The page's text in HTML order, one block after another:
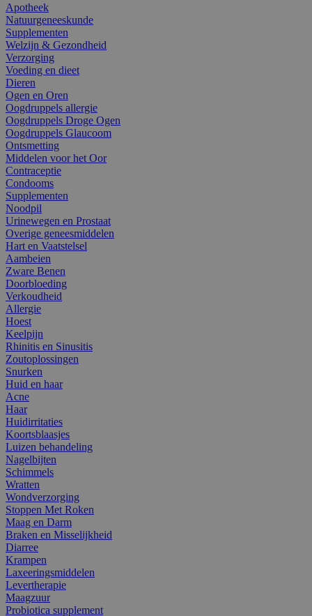
Apotheek
Natuurgeneeskunde
Supplementen
Welzijn & Gezondheid
Verzorging
Voeding en dieet
Dieren
Ogen en Oren
Oogdruppels allergie
Oogdruppels Droge Ogen
Oogdruppels Glaucoom
Ontsmetting
Middelen voor het Oor
Contraceptie
Condooms
Supplementen
Noodpil
Urinewegen en Prostaat
Overige geneesmiddelen
Hart en Vaatstelsel
Aambeien
Zware Benen
Doorbloeding
Verkoudheid
Allergie
Hoest
Keelpijn
Rhinitis en Sinusitis
Zoutoplossingen
Snurken
Huid en haar
Acne
Haar
Huidirritaties
Koortsblaasjes
Luizen behandeling
Nagelbijten
Schimmels
Wratten
Wondverzorging
Stoppen Met Roken
Maag en Darm
Braken en Misselijkheid
Diarree
Krampen
Laxeeringsmiddelen
Levertherapie
Maagzuur
Probiotica supplement